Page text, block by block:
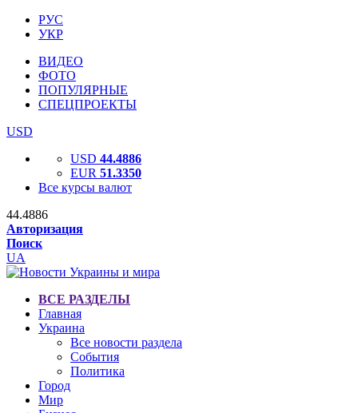
РУС
УКР
ВИДЕО
ФОТО
ПОПУЛЯРНЫЕ
СПЕЦПРОЕКТЫ
USD
USD 44.4886
EUR 51.3350
Все курсы валют
44.4886
Авторизация
Поиск
UA
ВСЕ РАЗДЕЛЫ
Главная
Украина
Все новости раздела
События
Политика
Город
Мир